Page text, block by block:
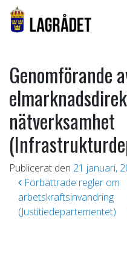
Genomförande
nätverksamhet
Publicerat den 21 januari,
Inläggsnavigering
Förbättrade regler om
arbetskraftsinvandring
(Justitiedepartementet)